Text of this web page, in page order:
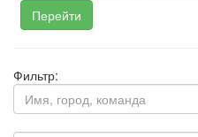
Фильтр: